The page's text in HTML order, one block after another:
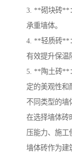
3. **砌块砖**
承重墙体。
4. **轻质砖**
有效提升保温
5. **陶土砖**
定的美观性和
不同类型的墙
在选择墙体砖
压能力、施工
墙体砖作为建